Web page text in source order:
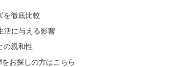
を徹底比較
活に与える影響
の親和性
お探しの方はこちら